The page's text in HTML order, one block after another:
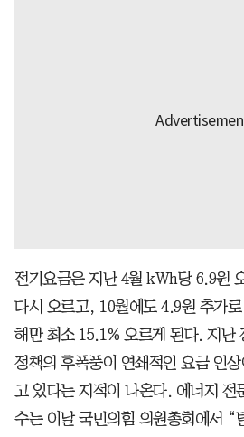
전기요금은 지난 4월 kWh당 6.9원
다시 오르고, 10월에도 4.9원 추가
해만 최소 15.1% 오르게 된다. 지난
정책의 후폭풍이 연쇄적인 요금 인
고 있다는 지적이 나온다. 에너지 전
수는 이날 국민의힘 의원총회에서 “